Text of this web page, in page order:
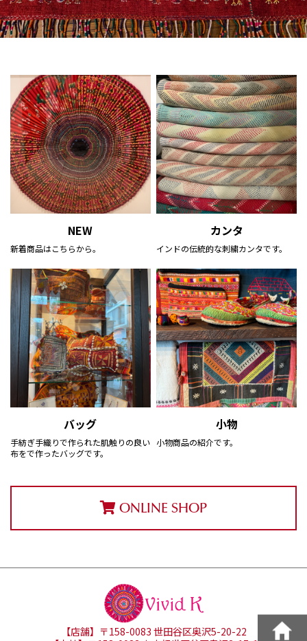
NEW
新着商品はこちらから。
カンタ
インドの伝統的な刺繍カンタです。
バッグ
手紡ぎ手織りで作られた肌触りの良い
布をで作ったバッグです。
小物
小物商品の紹介です。
ONLINE SHOP
【店舗】〒158-0083 世田谷区奥沢5-20-22